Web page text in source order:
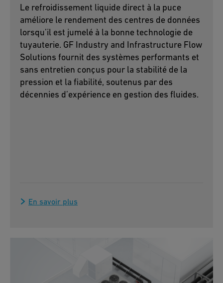
Le refroidissement liquide direct à la puce
améliore le rendement des centres de données
lorsqu’il est jumelé à la bonne technologie de
tuyauterie. GF Industry and Infrastructure Flow
Solutions fournit des systèmes performants et
sans entretien conçus pour la stabilité de la
pression et la fiabilité, soutenus par des
décennies d’expérience en gestion des fluides.
En savoir plus